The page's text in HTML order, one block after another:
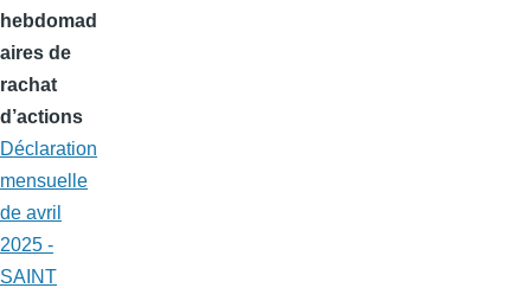
hebdomad
aires de
rachat
d’actions
Déclaration
mensuelle
de avril
2025 -
SAINT